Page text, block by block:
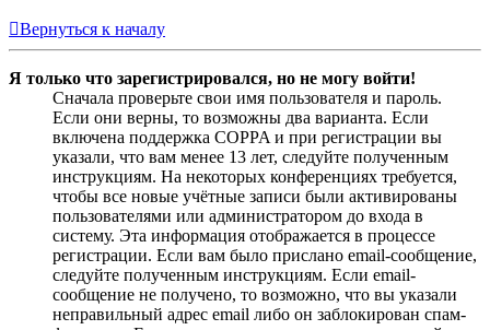
Вернуться к началу
Я только что зарегистрировался, но не могу войти!
Сначала проверьте свои имя пользователя и пароль.
Если они верны, то возможны два варианта. Если
включена поддержка COPPA и при регистрации вы
указали, что вам менее 13 лет, следуйте полученным
инструкциям. На некоторых конференциях требуется,
чтобы все новые учётные записи были активированы
пользователями или администратором до входа в
систему. Эта информация отображается в процессе
регистрации. Если вам было прислано email-сообщение,
следуйте полученным инструкциям. Если email-
сообщение не получено, то возможно, что вы указали
неправильный адрес email либо он заблокирован спам-